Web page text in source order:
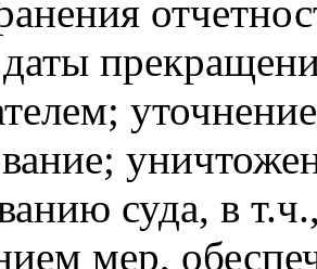
суда, в
мер,